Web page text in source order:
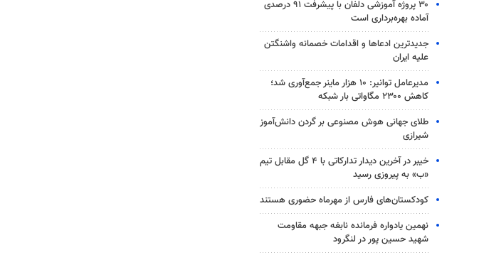
۳۰ پروژه آموزشی دلفان با پیشرفت ۹۱ درصدی
آماده بهره‌برداری است
جدیدترین ادعاها و اقدامات خصمانه واشنگتن
علیه ایران
مدیرعامل توانیر: ۱۰ هزار ماینر جمع‌آوری شد؛
کاهش ۲۳۰۰ مگاواتی بار شبکه
طلای جهانی هوش مصنوعی بر گردن دانش‌آموز
شیرازی
خیبر در آخرین دیدار تدارکاتی با ۴ گل مقابل تیم
«ب» به پیروزی رسید
کودکستان‌های فارس از مهرماه حضوری هستند
نهمین یادواره فرمانده نابغه جبهه مقاومت
شهید حسین پور در لنگرود